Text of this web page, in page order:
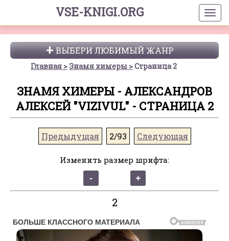
VSE-KNIGI.ORG
ВЫБЕРИ ЛЮБИМЫЙ ЖАНР
Главная Знамя химеры Страница 2
ЗНАМЯ ХИМЕРЫ - АЛЕКСАНДРОВ
АЛЕКСЕЙ "VIZIVUL" - СТРАНИЦА 2
Предыдущая 2/93 Следующая
Изменить размер шрифта:
2